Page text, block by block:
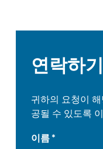
연락하기
귀하의 요청이
공될 수 있도록
이름